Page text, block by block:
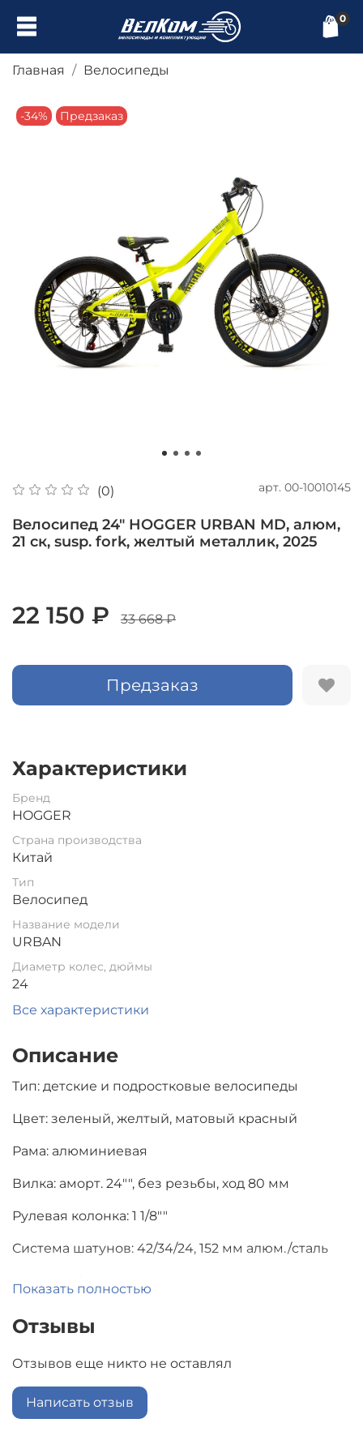
0
Главная Велосипеды
-34% Предзаказ
(0) арт. 00-10010145
Велосипед 24" HOGGER URBAN MD, алюм,
21 ск, susp. fork, желтый металлик, 2025
22 150 ₽ 33 668 ₽
Предзаказ
Характеристики
Бренд
HOGGER
Страна производства
Китай
Тип
Велосипед
Название модели
URBAN
Диаметр колес, дюймы
24
Все характеристики
Описание
Тип: детские и подростковые велосипеды
Цвет: зеленый, желтый, матовый красный
Рама: алюминиевая
Вилка: аморт. 24"", без резьбы, ход 80 мм
Рулевая колонка: 1 1/8""
Система шатунов: 42/34/24, 152 мм алюм./сталь
Педали: 9/16"", пластик
Тормоза: дисковые механические, роторы 160 мм
Показать полностью
Отзывы
Отзывов еще никто не оставлял
Написать отзыв